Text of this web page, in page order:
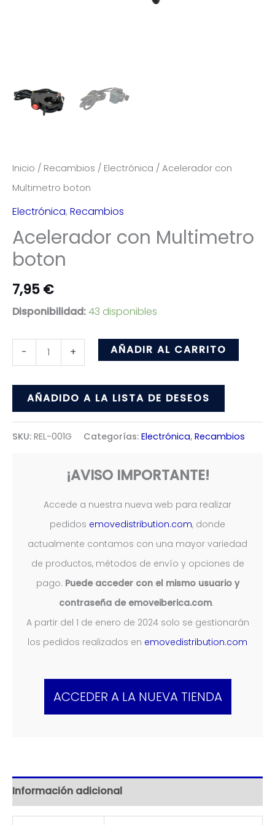
Inicio / Recambios / Electrónica / Acelerador con
Multimetro boton
Electrónica, Recambios
Acelerador con Multimetro
boton
7,95 €
Disponibilidad: 43 disponibles
-
Acelerador
con
Multimetro
cantidad
+ AÑADIR AL CARRITO
AÑADIDO A LA LISTA DE DESEOS
SKU: REL-001G Categorías: Electrónica, Recambios
¡AVISO IMPORTANTE!
Accede a nuestra nueva web para realizar
pedidos emovedistribution.com, donde
actualmente contamos con una mayor variedad
de productos, métodos de envío y opciones de
pago. Puede acceder con el mismo usuario y
contraseña de emoveiberica.com.
A partir del 1 de enero de 2024 solo se gestionarán
los pedidos realizados en emovedistribution.com
ACCEDER A LA NUEVA TIENDA
Información adicional